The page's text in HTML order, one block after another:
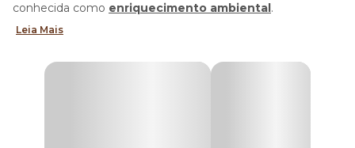
conhecida como enriquecimento ambiental.
seu gato mais feliz e tranquilo.
Leia Mais